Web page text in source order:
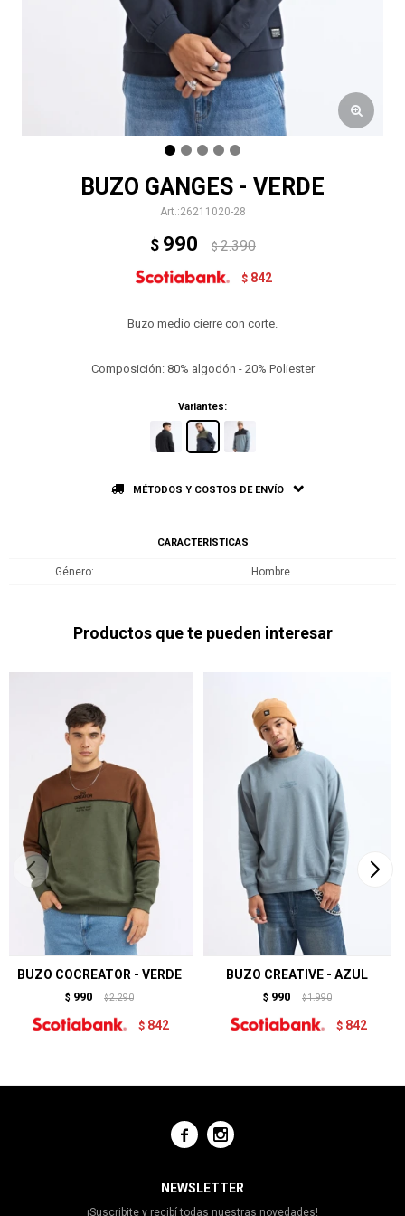
BUZO GANGES - VERDE
26211020-28
$ 990 $ 2.390
$ 842
Buzo medio cierre con corte.
Composición: 80% algodón - 20% Poliester
Variantes:
MÉTODOS Y COSTOS DE ENVÍO
CARACTERÍSTICAS
Género Hombre
Productos que te pueden interesar
BUZO COCREATOR - VERDE
$ 990 $ 2.290
$ 842
BUZO CREATIVE - AZUL
$ 990 $ 1.990
$ 842
 
NEWSLETTER
¡Suscribite y recibí todas nuestras novedades!